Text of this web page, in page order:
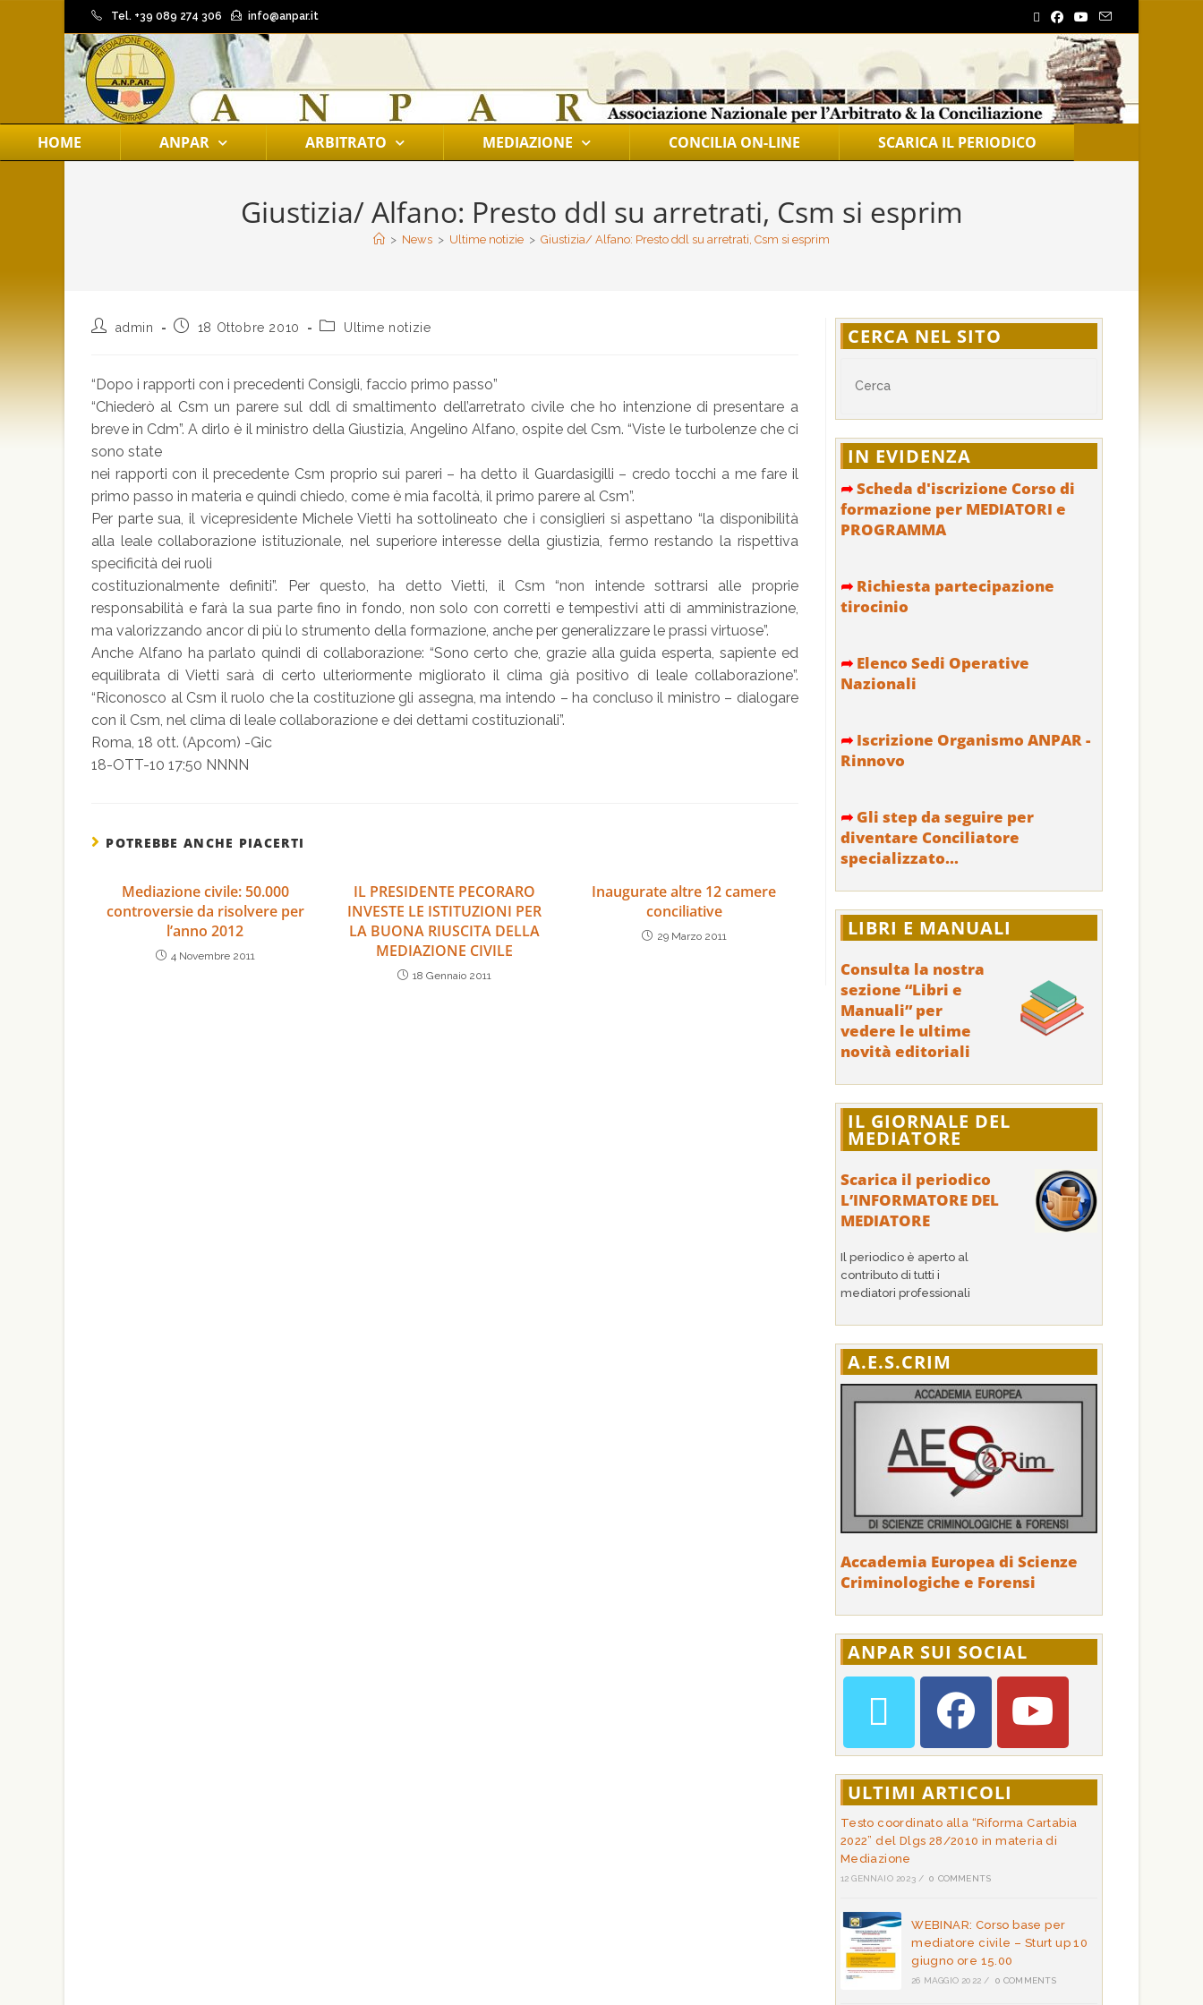
Tel. +39 089 274 306 info@anpar.it
HOME ANPAR ARBITRATO MEDIAZIONE CONCILIA ON-LINE SCARICA IL PERIODICO
Giustizia/ Alfano: Presto ddl su arretrati, Csm si esprim
> News > Ultime notizie > Giustizia/ Alfano: Presto ddl su arretrati, Csm si esprim
admin 18 Ottobre 2010 Ultime notizie
“Dopo i rapporti con i precedenti Consigli, faccio primo passo”
“Chiederò al Csm un parere sul ddl di smaltimento dell’arretrato civile che ho intenzione di presentare a
breve in Cdm”. A dirlo è il ministro della Giustizia, Angelino Alfano, ospite del Csm. “Viste le turbolenze che ci
sono state
nei rapporti con il precedente Csm proprio sui pareri – ha detto il Guardasigilli – credo tocchi a me fare il
primo passo in materia e quindi chiedo, come è mia facoltà, il primo parere al Csm”.
Per parte sua, il vicepresidente Michele Vietti ha sottolineato che i consiglieri si aspettano “la disponibilità
alla leale collaborazione istituzionale, nel superiore interesse della giustizia, fermo restando la rispettiva
specificità dei ruoli
costituzionalmente definiti”. Per questo, ha detto Vietti, il Csm “non intende sottrarsi alle proprie
responsabilità e farà la sua parte fino in fondo, non solo con corretti e tempestivi atti di amministrazione,
ma valorizzando ancor di più lo strumento della formazione, anche per generalizzare le prassi virtuose”.
Anche Alfano ha parlato quindi di collaborazione: “Sono certo che, grazie alla guida esperta, sapiente ed
equilibrata di Vietti sarà di certo ulteriormente migliorato il clima già positivo di leale collaborazione”.
“Riconosco al Csm il ruolo che la costituzione gli assegna, ma intendo – ha concluso il ministro – dialogare
con il Csm, nel clima di leale collaborazione e dei dettami costituzionali”.
Roma, 18 ott. (Apcom) -Gic
18-OTT-10 17:50 NNNN
POTREBBE ANCHE PIACERTI
Mediazione civile: 50.000
controversie da risolvere per
l’anno 2012
4 Novembre 2011
IL PRESIDENTE PECORARO
INVESTE LE ISTITUZIONI PER
LA BUONA RIUSCITA DELLA
MEDIAZIONE CIVILE
18 Gennaio 2011
Inaugurate altre 12 camere
conciliative
29 Marzo 2011
CERCA NEL SITO
IN EVIDENZA
➦Scheda d'iscrizione Corso di
formazione per MEDIATORI e
PROGRAMMA
➦Richiesta partecipazione
tirocinio
➦Elenco Sedi Operative
Nazionali
➦Iscrizione Organismo ANPAR -
Rinnovo
➦Gli step da seguire per
diventare Conciliatore
specializzato...
LIBRI E MANUALI
Consulta la nostra
sezione “Libri e
Manuali” per
vedere le ultime
novità editoriali
IL GIORNALE DEL
MEDIATORE
Scarica il periodico
L’INFORMATORE DEL
MEDIATORE
Il periodico è aperto al
contributo di tutti i
mediatori professionali
A.E.S.CRIM
Accademia Europea di Scienze
Criminologiche e Forensi
ANPAR SUI SOCIAL
ULTIMI ARTICOLI
Testo coordinato alla “Riforma Cartabia
2022” del Dlgs 28/2010 in materia di
Mediazione
12 GENNAIO 2023 / 0 COMMENTS
WEBINAR: Corso base per
mediatore civile – Sturt up 10
giugno ore 15.00
26 MAGGIO 2022 / 0 COMMENTS